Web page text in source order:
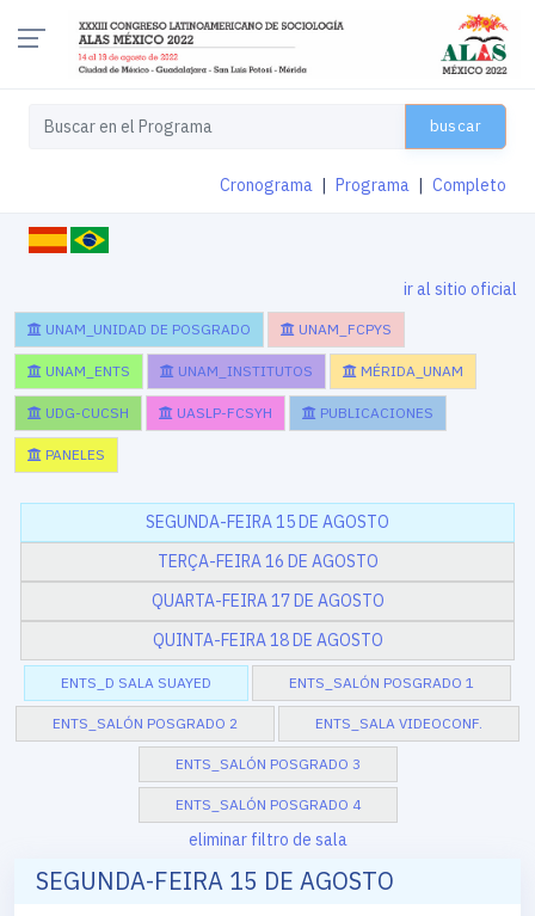
buscar
Cronograma Programa Completo
ir al sitio oficial
UNAM_UNIDAD DE POSGRADO UNAM_FCPYS
UNAM_ENTS UNAM_INSTITUTOS MÉRIDA_UNAM
UDG-CUCSH UASLP-FCSYH PUBLICACIONES
PANELES
SEGUNDA-FEIRA 15 DE AGOSTO
TERÇA-FEIRA 16 DE AGOSTO
QUARTA-FEIRA 17 DE AGOSTO
QUINTA-FEIRA 18 DE AGOSTO
ENTS_D SALA SUAYED ENTS_SALÓN POSGRADO 1
ENTS_SALÓN POSGRADO 2 ENTS_SALA VIDEOCONF.
ENTS_SALÓN POSGRADO 3
ENTS_SALÓN POSGRADO 4
eliminar filtro de sala
SEGUNDA-FEIRA 15 DE AGOSTO